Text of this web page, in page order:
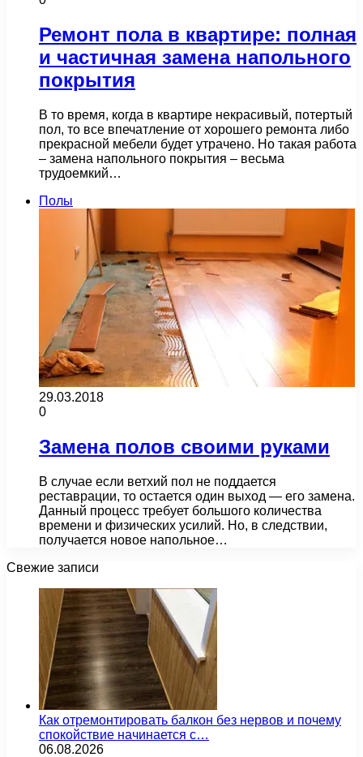
Ремонт пола в квартире: полная
и частичная замена напольного
покрытия
В то время, когда в квартире некрасивый, потертый
пол, то все впечатление от хорошего ремонта либо
прекрасной мебели будет утрачено. Но такая работа
– замена напольного покрытия – весьма
трудоемкий…
Полы
29.03.2018
0
Замена полов своими руками
В случае если ветхий пол не поддается
реставрации, то остается один выход — его замена.
Данный процесс требует большого количества
времени и физических усилий. Но, в следствии,
получается новое напольное…
Свежие записи
Как отремонтировать балкон без нервов и почему
спокойствие начинается с…
06.08.2026